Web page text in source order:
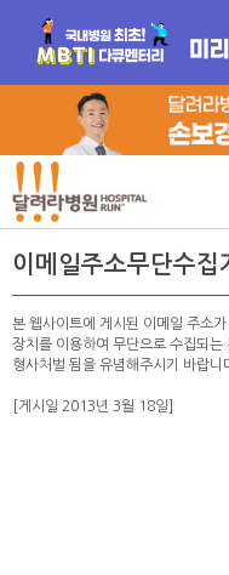
이메일주소무단수집
본 웹사이트에 게시된 이메일 주소
장치를 이용하여 무단으로 수집되는
형사처벌 됨을 유념해주시기 바랍니
[게시일 2013년 3월 18일]